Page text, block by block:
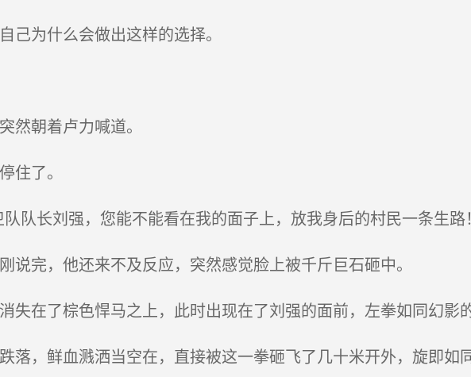
为什么会做出这样的选择。
朝着卢力喊道。
住了。
队长刘强，您能不能看在我的面子上，放我身后的村民一条生路
完，他还来不及反应，突然感觉脸上被千斤巨石砸中。
在了棕色悍马之上，此时出现在了刘强的面前，左拳如同幻影
，鲜血溅洒当空在，直接被这一拳砸飞了几十米开外，旋即如